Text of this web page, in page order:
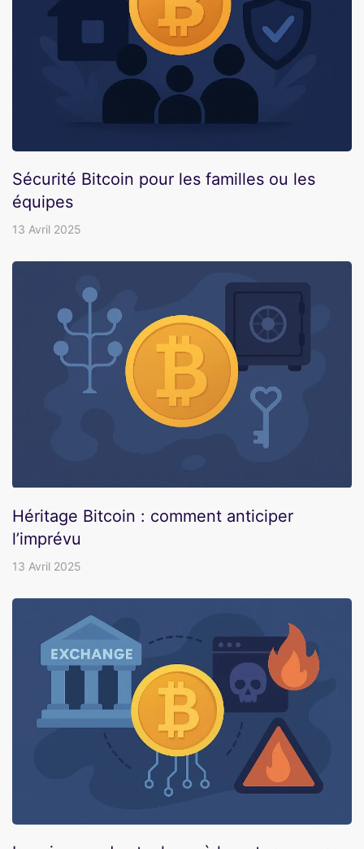
Sécurité Bitcoin pour les familles ou les
équipes
13 Avril 2025
Héritage Bitcoin : comment anticiper
l’imprévu
13 Avril 2025